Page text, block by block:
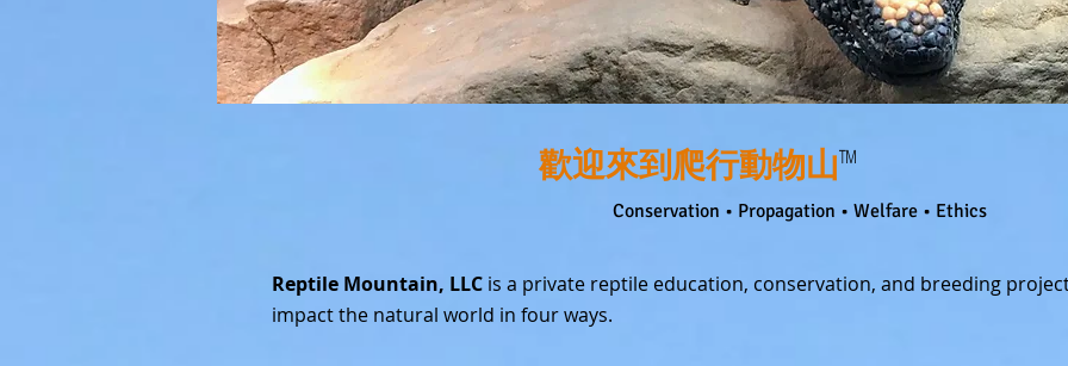
歡迎來到爬行動物山™
Conservation • Propagation • Welfare • Ethics
Reptile Mountain, LLC is a private reptile education, conservation, and breeding
impact the natural world in four ways.